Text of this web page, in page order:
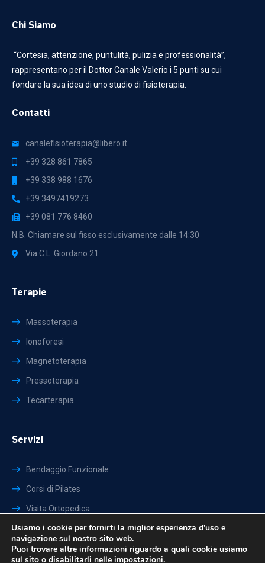
Chi Siamo
“Cortesia, attenzione, puntulità, pulizia e professionalità”,
rappresentano per il Dottor Canale Valerio i 5 punti su cui
fondare la sua idea di uno studio di fisioterapia.
Contatti
canalefisioterapia@libero.it
+39 328 861 7865
+39 338 988 1676
+39 3497419273
+39 081 776 8460
N.B. Chiamare sul fisso esclusivamente dalle 14:30
Via C.L. Giordano 21
Terapie
Massoterapia
Ionoforesi
Magnetoterapia
Pressoterapia
Tecarterapia
Servizi
Bendaggio Funzionale
Corsi di Pilates
Visita Ortopedica
Visita Fisiatrica
Terapie Domiciliari
Usiamo i cookie per fornirti la miglior esperienza d'uso e
navigazione sul nostro sito web.
Puoi trovare altre informazioni riguardo a quali cookie usiamo
sul sito o disabilitarli nelle impostazioni.